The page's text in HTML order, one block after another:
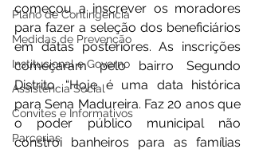
Plano de Contingência
Medidas de Prevenção
Institucional e Governo
Assistência Social
Convites e Informativos
Parcerias
começou a inscrever os moradores
para fazer a seleção dos beneficiários
em datas posteriores. As inscrições
começaram pelo bairro Segundo
Distrito. “Hoje é uma data histórica
para Sena Madureira. Faz 20 anos que
o poder público municipal não
constrói banheiros para as famílias